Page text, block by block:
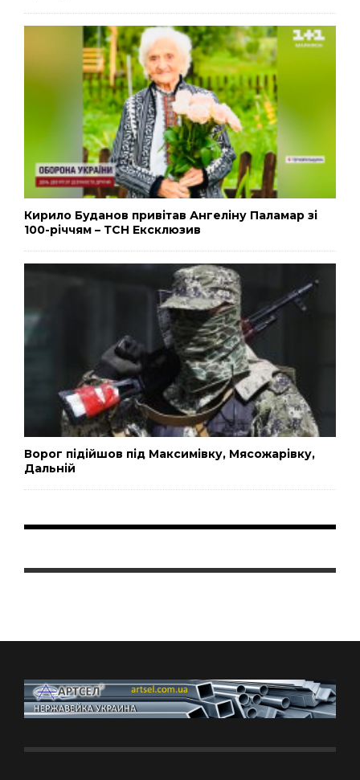
Кирило Буданов привітав Ангеліну Паламар зі
100-річчям – ТСН Ексклюзив
Ворог підійшов під Максимівку, Мясожарівку,
Дальній